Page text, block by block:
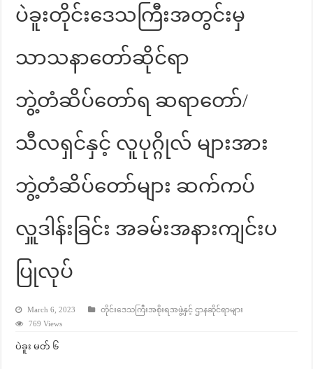
ပဲခူးတိုင်းဒေသကြီးအတွင်းမှ
သာသနာတော်ဆိုင်ရာ
ဘွဲ့တံဆိပ်‌တော်ရ ဆရာတော်/
သီလရှင်နှင့် လူပုဂ္ဂိုလ် များအား
ဘွဲ့တံဆိပ်တော်များ ဆက်ကပ်
လှူဒါန်းခြင်း အခမ်းအနားကျင်းပ
ပြုလုပ်
March 6, 2023
တိုင်းဒေသကြီးအစိုးရအဖွဲ့နှင့် ဌာနဆိုင်ရာများ
769 Views
ပဲခူး မတ် ၆